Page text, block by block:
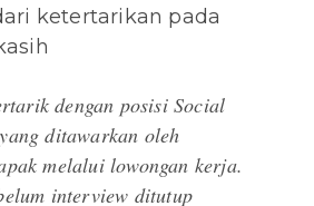
ketertarikan pada
dengan posisi Social
ditawarkan oleh
melalui lowongan kerja.
interview ditutup